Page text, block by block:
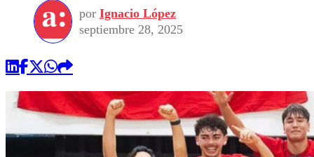
Seleccion Chilena
Torneo Internacional
Universidad de Chile
Economía
Internacional
Sustentabilidad
Publicaciones en medios
Opinión
por Ignacio López
septiembre 28, 2025